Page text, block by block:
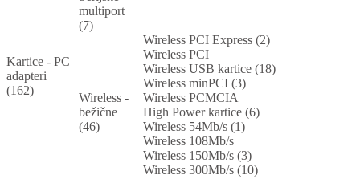
Kartice - PC
adapteri
(162)
multiport
(7)
Wireless -
bežične
(46)
Wireless PCI Express (2)
Wireless PCI
Wireless USB kartice (18)
Wireless minPCI (3)
Wireless PCMCIA
High Power kartice (6)
Wireless 54Mb/s (1)
Wireless 108Mb/s
Wireless 150Mb/s (3)
Wireless 300Mb/s (10)